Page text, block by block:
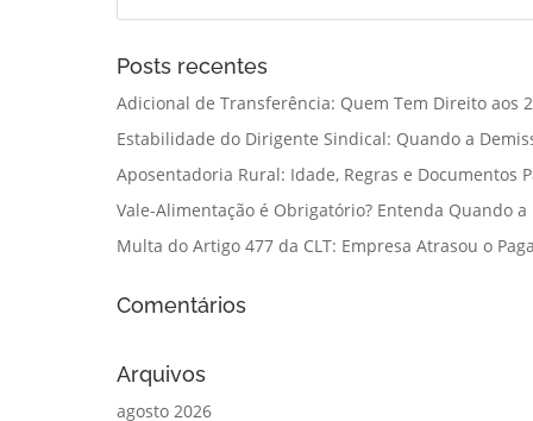
Posts recentes
Adicional de Transferência: Quem Tem Direito aos
Estabilidade do Dirigente Sindical: Quando a
Aposentadoria Rural: Idade, Regras e Documentos
Vale-Alimentação é Obrigatório? Entenda Quando
Multa do Artigo 477 da CLT: Empresa Atrasou o
Comentários
Arquivos
agosto 2026